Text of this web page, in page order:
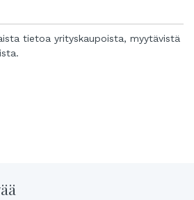
tietoa yrityskaupoista, myytävistä